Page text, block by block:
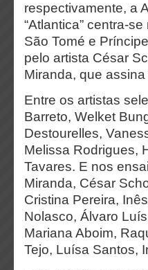
respectivamente, a
“Atlantica” centra-
São Tomé e
pelo artista César
Miranda, que
Entre os artistas
Barreto, Welket
Destourelles,
Melissa Rodrigues,
Tavares. E nos
Miranda, César
Cristina Pereira,
Nolasco, Álvaro
Mariana Aboim,
Tejo, Luísa Santos,